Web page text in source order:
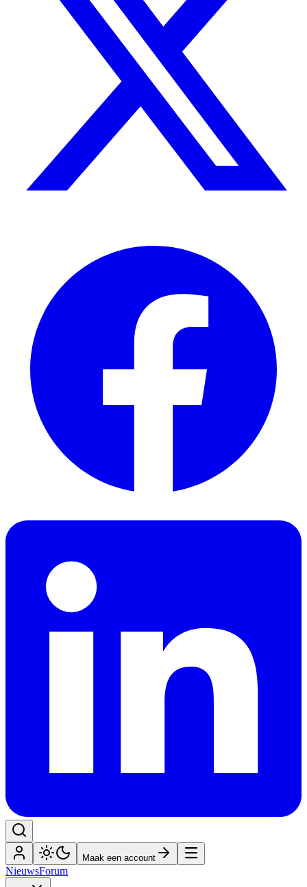
Maak een account
NieuwsForum